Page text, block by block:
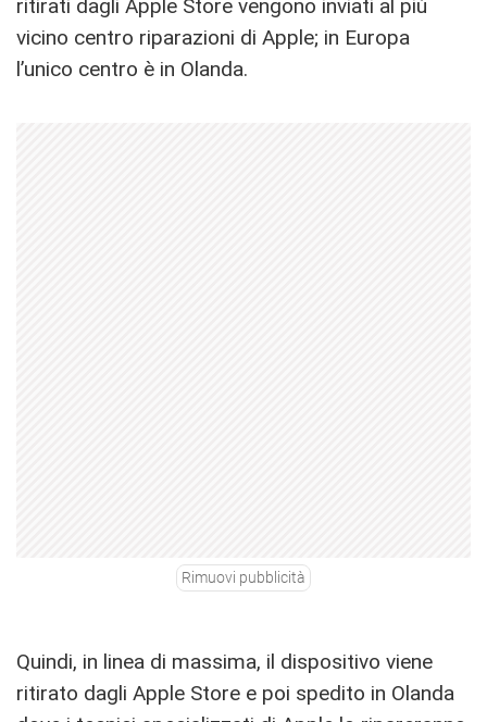
ritirati dagli Apple Store vengono inviati al più
vicino centro riparazioni di Apple; in Europa
l’unico centro è in Olanda.
Rimuovi pubblicità
Quindi, in linea di massima, il dispositivo viene
ritirato dagli Apple Store e poi spedito in Olanda